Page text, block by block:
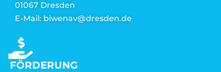
01067 Dresden
E-Mail: biwenav@dresden.de
FÖRDERUNG